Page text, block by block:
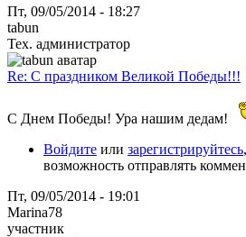
Пт, 09/05/2014 - 18:27
tabun
Тех. администратор
Re: С праздником Великой Победы!!!
С Днем Победы! Ура нашим дедам!
Войдите или зарегистрируйтесь
возможность отправлять
Пт, 09/05/2014 - 19:01
Marina78
участник